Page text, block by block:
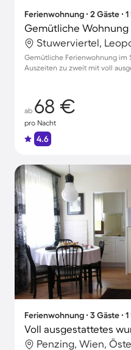
Ferienwohnung ∙ 2 Gäste ∙
Gemütliche Wohnung
Stuwerviertel,
Gemütliche Ferienwohnung im
Auszeiten zu zweit mit voll
ab 68 €
pro Nacht
4.6
Ferienwohnung ∙ 3 Gäste ∙
Penzing, Wien,